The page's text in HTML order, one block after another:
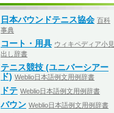
日本バウンドテニス協会 百科
事典
コート・用具 ウィキペディア小見
出し辞書
テニス競技 (ユニバーシアー
ド) Weblio日本語例文用例辞書
ドテ Weblio日本語例文用例辞書
バウン Weblio日本語例文用例辞書